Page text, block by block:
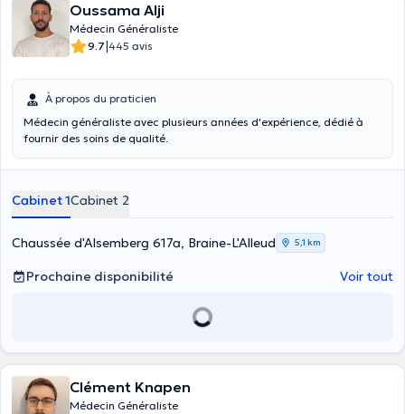
Oussama Alji
Médecin Généraliste
9.7|445 avis
À propos du praticien
Médecin généraliste avec plusieurs années d'expérience, dédié à
fournir des soins de qualité.
Cabinet 1Cabinet 2
Chaussée d'Alsemberg 617a, Braine-L'Alleud 5,1 km
Prochaine disponibilité Voir tout
Clément Knapen
Médecin Généraliste